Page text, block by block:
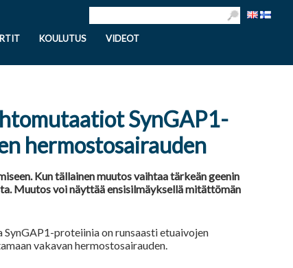
KOULUTUS VIDEOT
SynGAP1-
hermostosairauden
Kun tällainen muutos vaihtaa tärkeän geenin
Muutos voi näyttää ensisilmäyksellä mitättömän
SynGAP1-proteiinia on runsaasti etuaivojen
vakavan hermostosairauden.